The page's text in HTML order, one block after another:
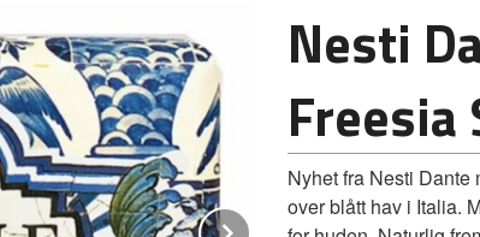
Next
Nesti
Freesia
Nyhet fra Nesti Dante
over blått hav i Italia.